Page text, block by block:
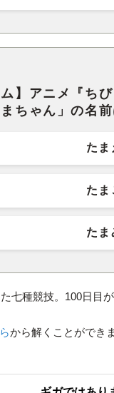
ム】アニメ『ち
ちゃん」の名前
たま
たま
たま
七種競技。100日目
から解くことができ